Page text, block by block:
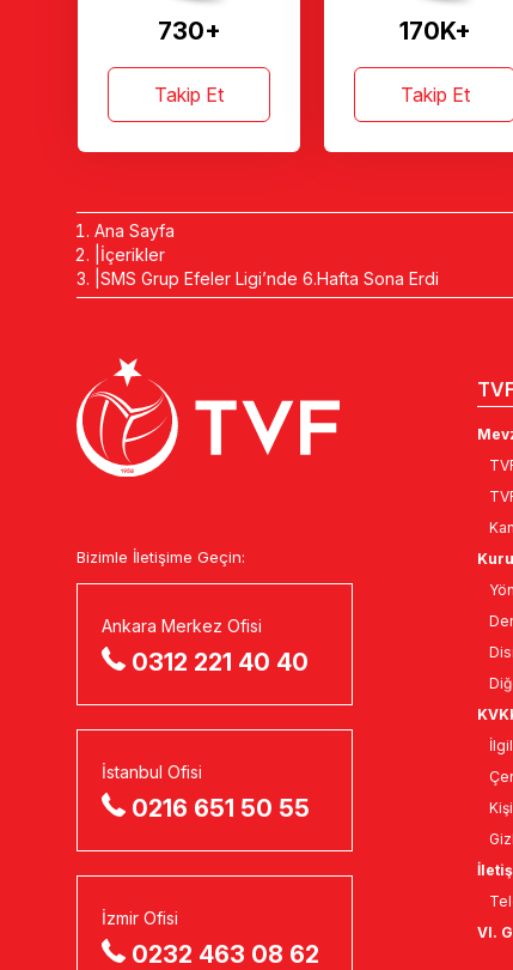
730+
Takip Et
170K+
Takip Et
Ana Sayfa
İçerikler
SMS Grup Efeler Ligi’nde 6.Hafta Sona Erdi
Bizimle İletişime Geçin:
Ankara Merkez Ofisi
0312 221 40 40
İstanbul Ofisi
0216 651 50 55
İzmir Ofisi
0232 463 08 62
VI.